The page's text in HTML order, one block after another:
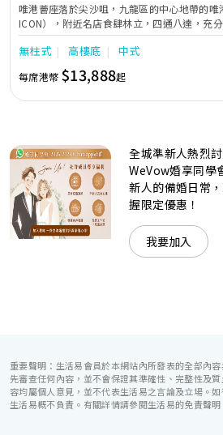
唯港薈座落於尖沙咀，九龍區的中心地帶的唯
ICON），附近名店食肆林立，四通八達，充
中的活力個性，成為一眾準新人舉辦婚宴的熱
隊由策劃統籌至所有婚宴每個細節，唯港薈都
讓您留下獨特的醉人回憶。 擁有時尚高樓頂
廳，配置了全套先進的視聽影音及燈光設備配
現代時尚感的水晶玻璃燈，演繹出與別不同的
準新人的個性及預算﹔保證為您打造夢寐以求
賓客永誌難忘！
無柱式 高樓底 中式
每席港幣 $13,888起
全城準新人熱烈討
WeVow婚享同學
新人的備婚日常
握限定優惠！
我要加入
重要聲明：生活易會員於本網站內所發表的全部內
先審查任何內容，並不會保證其準確性、完整性及
容均屬個人意見，並不代表生活易之言論及立場。
生活易概不負責。有關詳情請參閱生活易的免責聲明